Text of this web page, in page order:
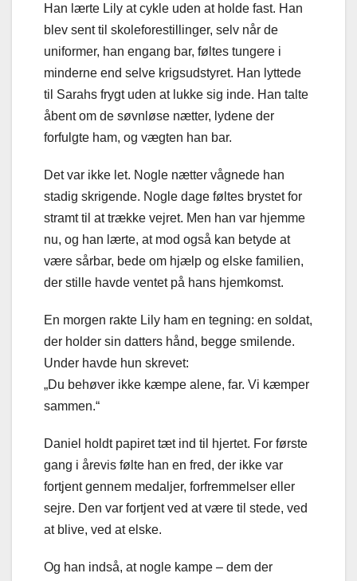
Han lærte Lily at cykle uden at holde fast. Han
blev sent til skoleforestillinger, selv når de
uniformer, han engang bar, føltes tungere i
minderne end selve krigsudstyret. Han lyttede
til Sarahs frygt uden at lukke sig inde. Han talte
åbent om de søvnløse nætter, lydene der
forfulgte ham, og vægten han bar.
Det var ikke let. Nogle nætter vågnede han
stadig skrigende. Nogle dage føltes brystet for
stramt til at trække vejret. Men han var hjemme
nu, og han lærte, at mod også kan betyde at
være sårbar, bede om hjælp og elske familien,
der stille havde ventet på hans hjemkomst.
En morgen rakte Lily ham en tegning: en soldat,
der holder sin datters hånd, begge smilende.
Under havde hun skrevet:
„Du behøver ikke kæmpe alene, far. Vi kæmper
sammen.“
Daniel holdt papiret tæt ind til hjertet. For første
gang i årevis følte han en fred, der ikke var
fortjent gennem medaljer, forfremmelser eller
sejre. Den var fortjent ved at være til stede, ved
at blive, ved at elske.
Og han indså, at nogle kampe – dem der